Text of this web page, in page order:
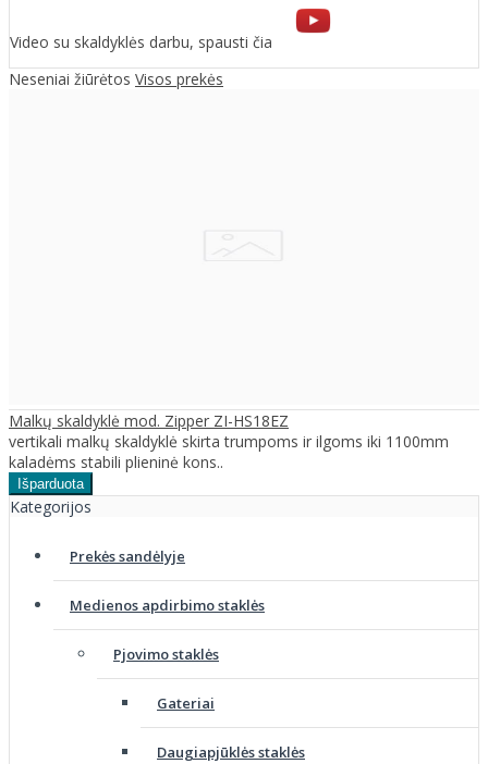
Video su skaldyklės darbu, spausti čia
Neseniai žiūrėtos Visos prekės
Malkų skaldyklė mod. Zipper ZI-HS18EZ
vertikali malkų skaldyklė skirta trumpoms ir ilgoms iki 1100mm
kaladėms stabili plieninė kons..
Kategorijos
Prekės sandėlyje
Medienos apdirbimo staklės
Pjovimo staklės
Gateriai
Daugiapjūklės staklės